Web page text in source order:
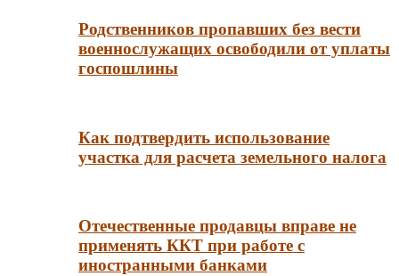
Родственников пропавших без вести
военнослужащих освободили от уплаты
госпошлины
Как подтвердить использование
участка для расчета земельного налога
Отечественные продавцы вправе не
применять ККТ при работе с
иностранными банками